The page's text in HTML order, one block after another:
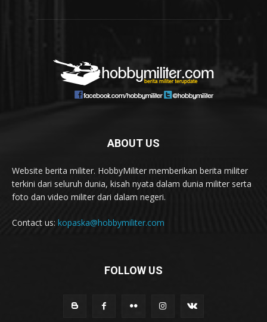
ABOUT US
Website berita militer. HobbyMiliter memberikan berita militer
terkini dari seluruh dunia, kisah nyata dalam dunia militer serta
foto dan video militer dari dalam negeri.
Contact us: kopaska@hobbymiliter.com
FOLLOW US